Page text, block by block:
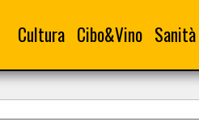
Cultura Cibo&Vino Sanità